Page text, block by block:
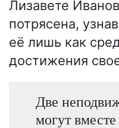
Лизавете
потрясена,
её лишь как
достижения
Две
могут